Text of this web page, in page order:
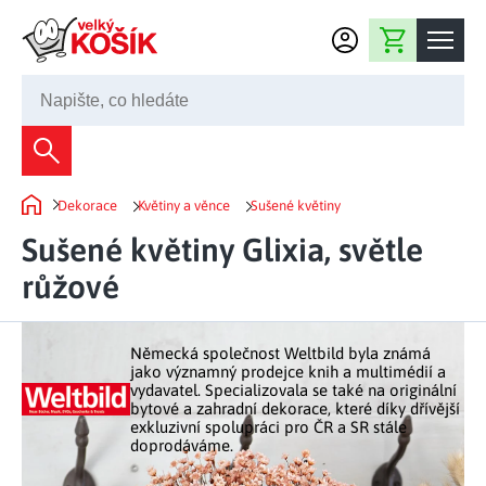
Nákupní košík
245 008 200
Dekorace
Bytové dekorace
Zahradní dekorace
Květiny a věnce
Světelné dekorace
Fontány a kašny
Velikonoční dekorace
Dekorace na hrob
Bytový textil
Předsíň a chodba
Koupelna a záchod
Ložnice a šatna
Kuchyně
Kuchyňské pomůcky
Prostírání a stolování
Příprava nápojů
Grilování a smažení
Koupelnový nábytek
Nábytek do předsíně
Nábytek do ložnice
Zahrada
Zahradní doplňky
Zahradní nábytek
Volný čas
Dekorace Květiny a věnce Sušené květiny
Sušené květiny Glixia, světle
růžové
Německá společnost Weltbild byla známá
jako významný prodejce knih a multimédií a
vydavatel. Specializovala se také na originální
bytové a zahradní dekorace, které díky dřívější
exkluzivní spolupráci pro ČR a SR stále
doprodáváme.